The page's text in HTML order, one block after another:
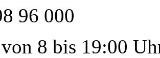
96 000
8 bis 19:00